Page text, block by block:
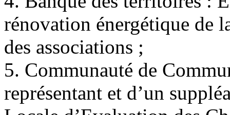
rénovation énergétique de
des associations ;
5. Communauté de
représentant et d’un